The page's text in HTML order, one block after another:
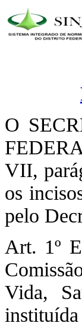
O
VII,
os
pelo
Art. 1º
Vida,